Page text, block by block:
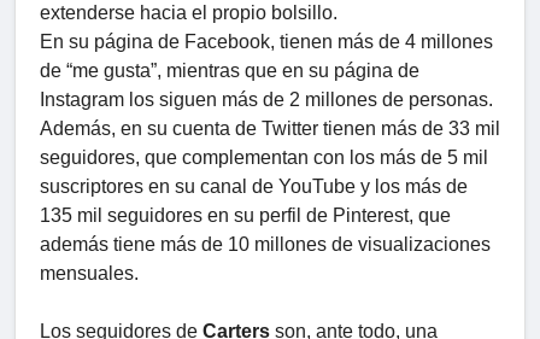
extenderse hacia el propio bolsillo.
En su página de Facebook, tienen más de 4 millones
de “me gusta”, mientras que en su página de
Instagram los siguen más de 2 millones de personas.
Además, en su cuenta de Twitter tienen más de 33 mil
seguidores, que complementan con los más de 5 mil
suscriptores en su canal de YouTube y los más de
135 mil seguidores en su perfil de Pinterest, que
además tiene más de 10 millones de visualizaciones
mensuales.
Los seguidores de Carters son, ante todo, una